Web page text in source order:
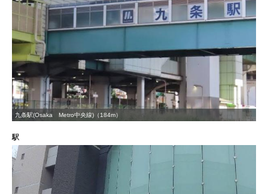
九条駅(Osaka Metro中央線)（184m）
駅